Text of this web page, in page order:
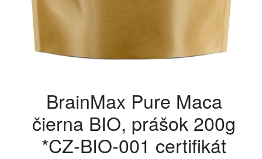
BrainMax Pure Maca
čierna BIO, prášok 200g
*CZ-BIO-001 certifikát